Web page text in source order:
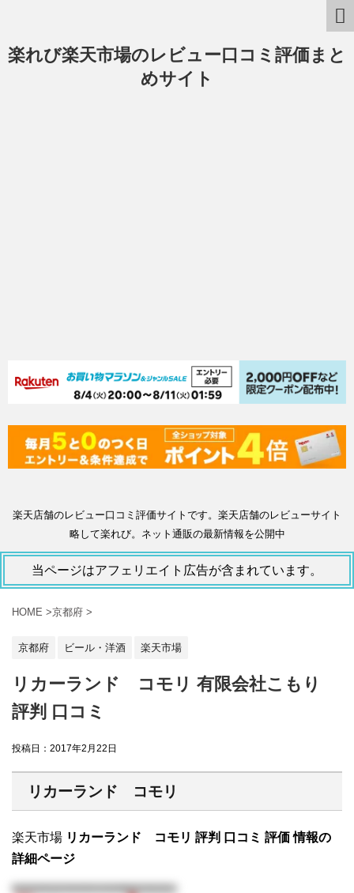
楽れび楽天市場のレビュー口コミ評価まと
めサイト
楽天店舗のレビュー口コミ評価サイトです。楽天店舗のレビューサイト
略して楽れび。ネット通販の最新情報を公開中
当ページはアフェリエイト広告が含まれています。
HOME >京都府 >
京都府 ビール・洋酒 楽天市場
リカーランド コモリ 有限会社こもり
評判 口コミ
投稿日： 2017年2月22日
リカーランド コモリ
楽天市場 リカーランド コモリ 評判 口コミ 評価 情報の
詳細ページ